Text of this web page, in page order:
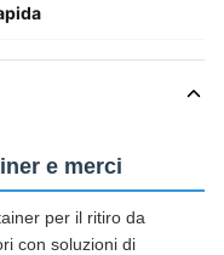
e merci
per il ritiro da
con soluzioni di